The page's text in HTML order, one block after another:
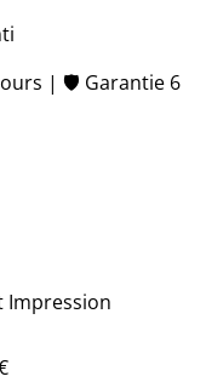
| 🛡️ Garantie 6
Impression